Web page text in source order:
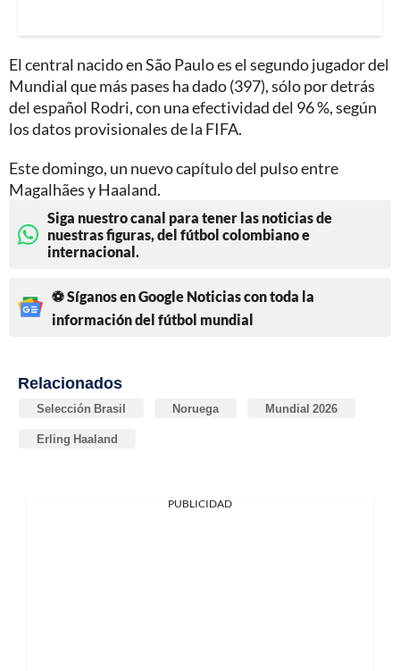
El central nacido en São Paulo es el segundo jugador del
Mundial que más pases ha dado (397), sólo por detrás
del español Rodri, con una efectividad del 96 %, según
los datos provisionales de la FIFA.
Este domingo, un nuevo capítulo del pulso entre
Magalhães y Haaland.
Siga nuestro canal para tener las noticias de
nuestras figuras, del fútbol colombiano e
internacional.
⚽ Síganos en Google Noticias con toda la
información del fútbol mundial
Relacionados
Selección Brasil Noruega Mundial 2026
Erling Haaland
PUBLICIDAD